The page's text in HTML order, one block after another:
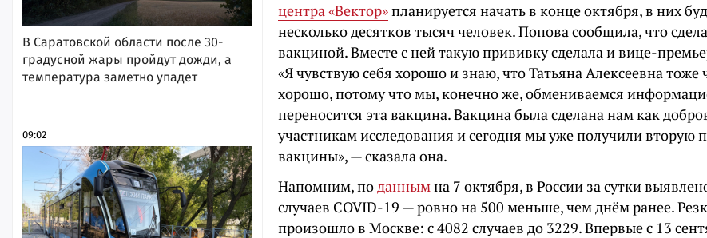
В Саратовской области после 30-
градусной жары пройдут дожди, а
температура заметно упадет
09:02
центра «Вектор»планируется начать в конце октября, в них
несколько десятков тысяч человек. Попова сообщила, что
вакциной. Вместе с ней такую прививку сделала и вице-
«Я чувствую себя хорошо и знаю, что Татьяна Алексеевна тоже
хорошо, потому что мы, конечно же, обмениваемся
переносится эта вакцина. Вакцина была сделана нам как
участникам исследования и сегодня мы уже получили вторую
вакцины», — сказала она.
Напомним, поданнымна 7 октября, в России за сутки
случаев COVID-19 — ровно на 500 меньше, чем днём ранее.
произошло в Москве: с 4082 случаев до 3229. Впервые с 13